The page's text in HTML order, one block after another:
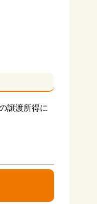
譲渡所得に